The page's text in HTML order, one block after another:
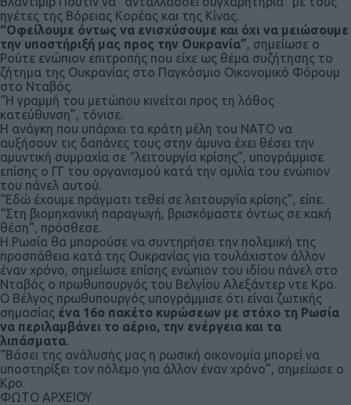
ηγέτες της Βόρειας Κορέας και της Κίνας.
“Οφείλουμε όντως να ενισχύσουμε και όχι να μειώσουμε
την υποστήριξή μας προς την Ουκρανία”, σημείωσε ο
Ρούτε ενώπιον επιτροπής που είχε ως θέμα συζήτησης το
ζήτημα της Ουκρανίας στο Παγκόσμιο Οικονομικό Φόρουμ
στο Νταβός.
“Η γραμμή του μετώπου κινείται προς τη λάθος
κατεύθυνση”, τόνισε.
Η ανάγκη που υπάρχει τα κράτη μέλη του NATO να
αυξήσουν τις δαπάνες τους στην άμυνα έχει θέσει την
αμυντική συμμαχία σε “λειτουργία κρίσης”, υπογράμμισε
επίσης ο ΓΓ του οργανισμού κατά την ομιλία του ενώπιον
του πάνελ αυτού.
“Εδώ έχουμε πράγματι τεθεί σε λειτουργία κρίσης”, είπε.
“Στη βιομηχανική παραγωγή, βρισκόμαστε όντως σε κακή
θέση”, πρόσθεσε.
Η Ρωσία θα μπορούσε να συντηρήσει την πολεμική της
προσπάθεια κατά της Ουκρανίας για τουλάχιστον άλλον
έναν χρόνο, σημείωσε επίσης ενώπιον του ιδίου πάνελ στο
Νταβός ο πρωθυπουργός του Βελγίου Αλεξάντερ ντε Κρο.
Ο Βέλγος πρωθυπουργός υπογράμμισε ότι είναι ζωτικής
σημασίας ένα 16ο πακέτο κυρώσεων με στόχο τη Ρωσία
να περιλαμβάνει το αέριο, την ενέργεια και τα
λιπάσματα.
“Βάσει της ανάλυσής μας η ρωσική οικονομία μπορεί να
υποστηρίξει τον πόλεμο για άλλον έναν χρόνο”, σημείωσε ο
Κρο.
ΦΩΤΟ ΑΡΧΕΙΟΥ